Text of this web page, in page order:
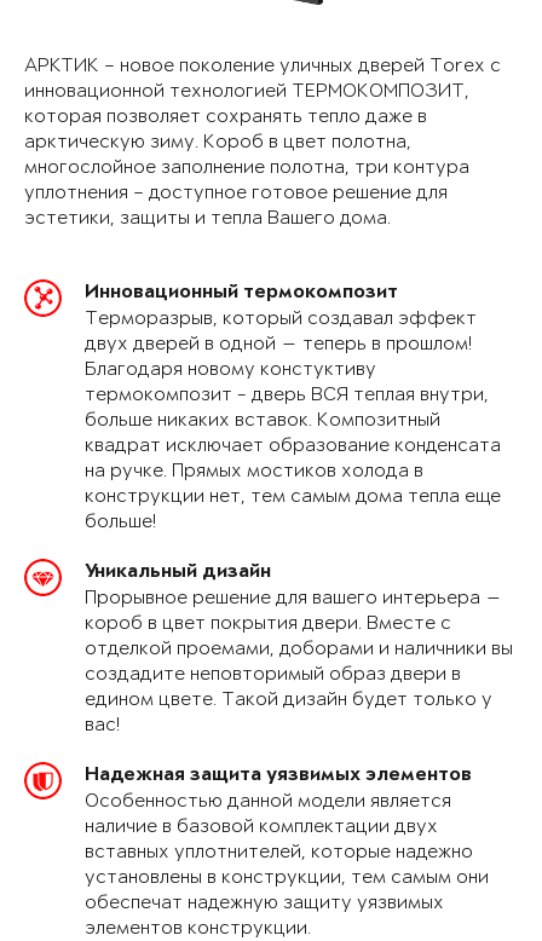
АРКТИК – новое поколение уличных дверей Torex с
инновационной технологией ТЕРМОКОМПОЗИТ,
которая позволяет сохранять тепло даже в
арктическую зиму. Короб в цвет полотна,
многослойное заполнение полотна, три контура
уплотнения – доступное готовое решение для
эстетики, защиты и тепла Вашего дома.
Инновационный термокомпозит
Терморазрыв, который создавал эффект
двух дверей в одной — теперь в прошлом!
Благодаря новому констуктиву
термокомпозит - дверь ВСЯ теплая внутри,
больше никаких вставок. Композитный
квадрат исключает образование конденсата
на ручке. Прямых мостиков холода в
конструкции нет, тем самым дома тепла еще
больше!
Уникальный дизайн
Прорывное решение для вашего интерьера —
короб в цвет покрытия двери. Вместе с
отделкой проемами, доборами и наличники вы
создадите неповторимый образ двери в
едином цвете. Такой дизайн будет только у
вас!
Надежная защита уязвимых элементов
Особенностью данной модели является
наличие в базовой комплектации двух
вставных уплотнителей, которые надежно
установлены в конструкции, тем самым они
обеспечат надежную защиту уязвимых
элементов конструкции.